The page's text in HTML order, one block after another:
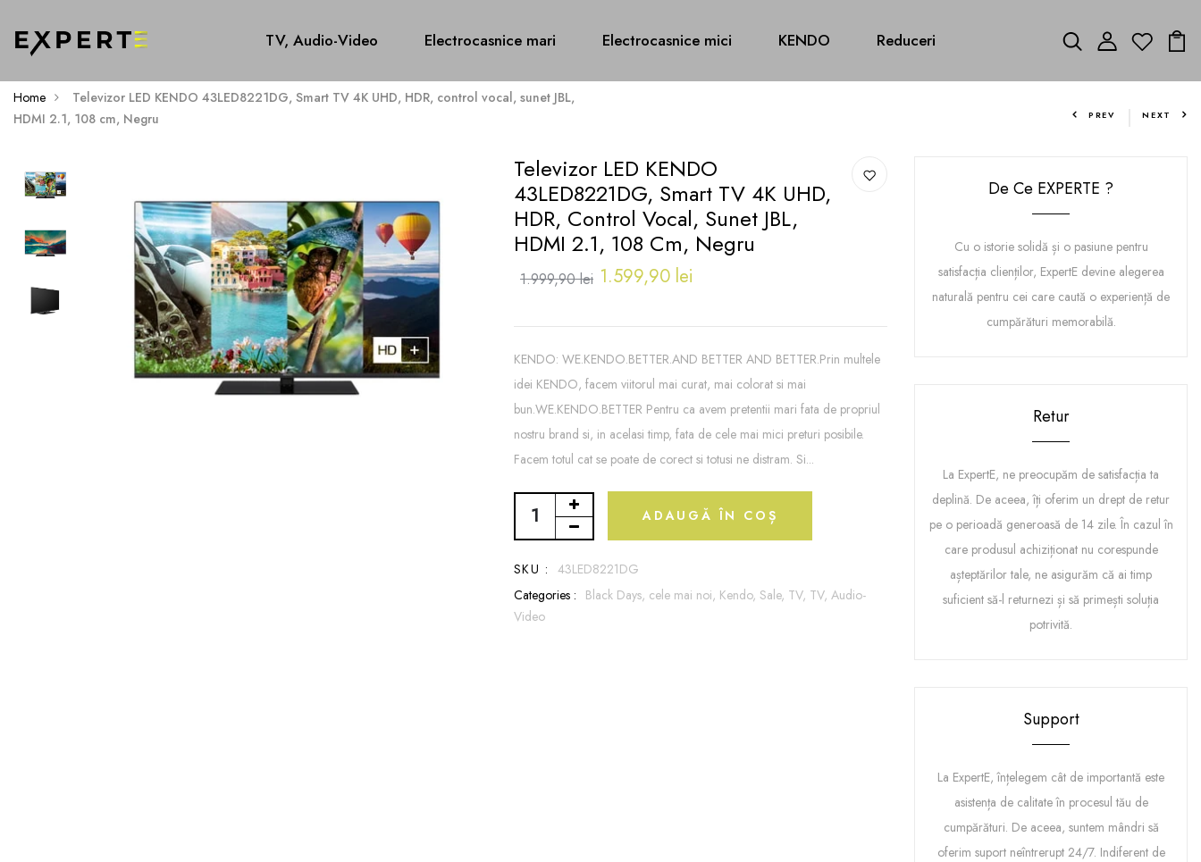
TV, Audio-Video Electrocasnice mari Electrocasnice mici KENDO Reduceri
Home
Televizor LED KENDO 43LED8221DG, Smart TV 4K UHD, HDR, control vocal, sunet JBL,
HDMI 2.1, 108 cm, Negru
PREV NEXT
Televizor LED KENDO
43LED8221DG, Smart TV 4K UHD,
HDR, Control Vocal, Sunet JBL,
HDMI 2.1, 108 Cm, Negru
1.999,90 lei 1.599,90 lei
KENDO: WE.KENDO.BETTER.AND BETTER AND BETTER.Prin multele
idei KENDO, facem viitorul mai curat, mai colorat si mai
bun.WE.KENDO.BETTER Pentru ca avem pretentii mari fata de propriul
nostru brand si, in acelasi timp, fata de cele mai mici preturi posibile.
Facem totul cat se poate de corect si totusi ne distram. Si...
ADAUGĂ ÎN COȘ
SKU : 43LED8221DG
Categories : Black Days, cele mai noi, Kendo, Sale, TV, TV, Audio-
Video
De Ce EXPERTE ?
Cu o istorie solidă și o pasiune pentru
satisfacția clienților, ExpertE devine alegerea
naturală pentru cei care caută o experiență de
cumpărături memorabilă.
Retur
La ExpertE, ne preocupăm de satisfacția ta
deplină. De aceea, îți oferim un drept de retur
pe o perioadă generoasă de 14 zile. În cazul în
care produsul achiziționat nu corespunde
așteptărilor tale, ne asigurăm că ai timp
suficient să-l returnezi și să primești soluția
potrivită.
Support
La ExpertE, înțelegem cât de importantă este
asistența de calitate în procesul tău de
cumpărături. De aceea, suntem mândri să
oferim suport neîntrerupt 24/7. Indiferent de